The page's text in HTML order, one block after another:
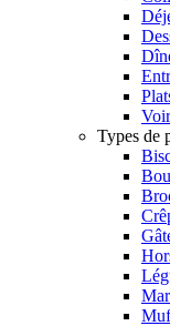
Types de